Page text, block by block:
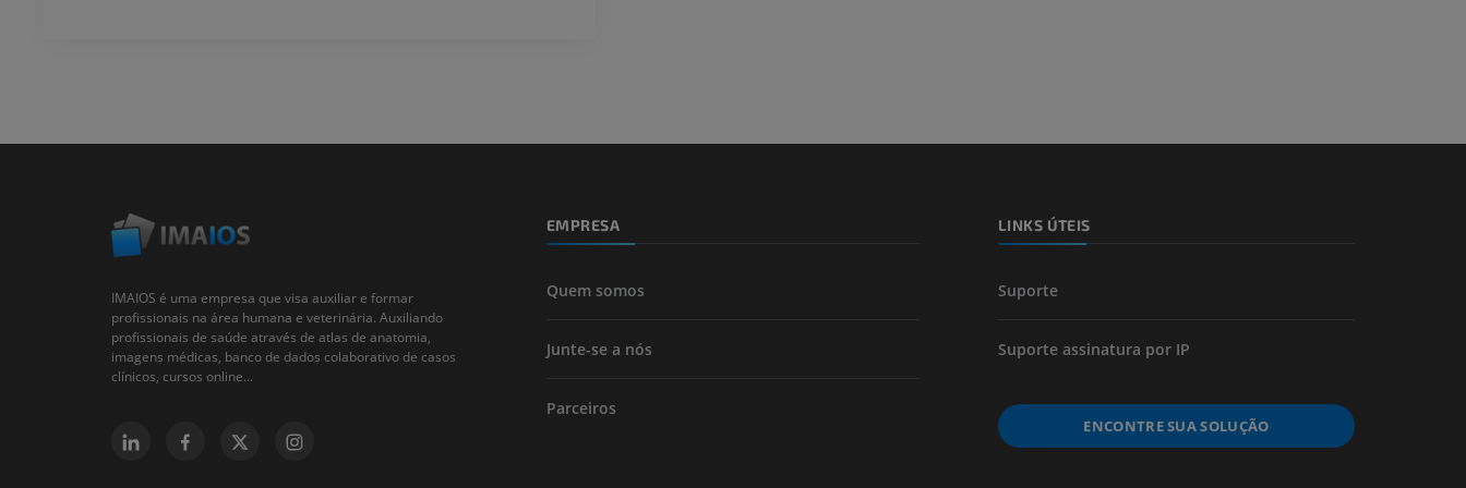
TC
Arteriografia dos membros
IMAIOS é uma empresa que visa auxiliar e formar
profissionais na área humana e veterinária. Auxiliando
profissionais de saúde através de atlas de anatomia,
imagens médicas, banco de dados colaborativo de casos
clínicos, cursos online...
EMPRESA
Quem somos
Junte-se a nós
Parceiros
LINKS ÚTEIS
Suporte
Suporte assinatura por IP
ENCONTRE SUA SOLUÇÃO